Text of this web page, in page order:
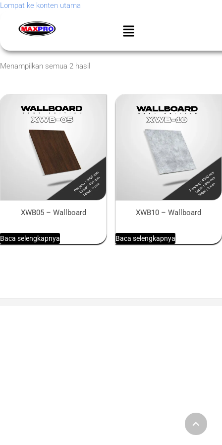
Lompat ke konten utama
Menampilkan semua 2 hasil
XWB05 – Wallboard
Baca selengkapnya
XWB10 – Wallboard
Baca selengkapnya